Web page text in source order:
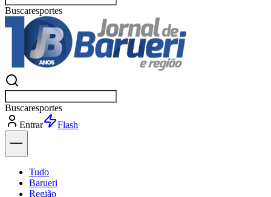
Buscarpolí
Buscarpolí
Entrar
Flash
Tudo
Barueri
Região